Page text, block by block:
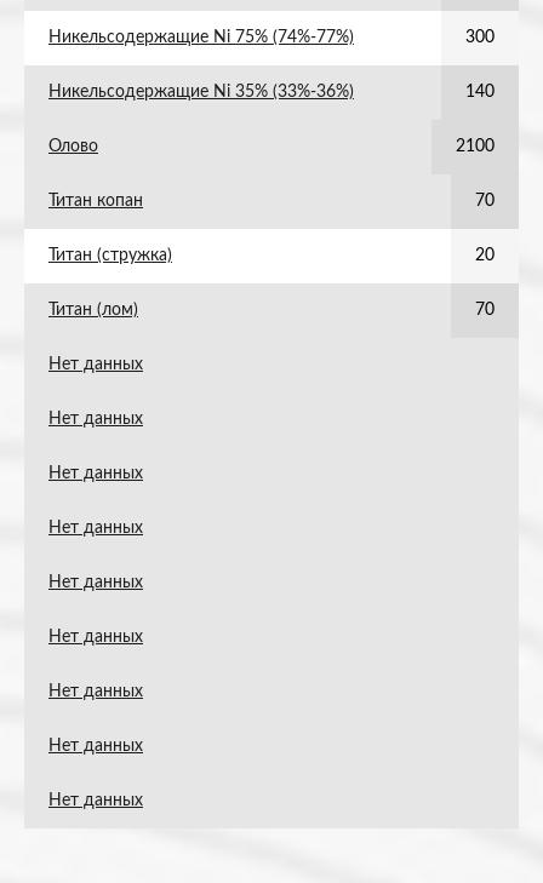
Никельсодержащие Ni 75% (74%-77%) 300
Никельсодержащие Ni 35% (33%-36%) 140
Олово 2100
Титан копан 70
Титан (стружка) 20
Титан (лом) 70
Нет данных
Нет данных
Нет данных
Нет данных
Нет данных
Нет данных
Нет данных
Нет данных
Нет данных